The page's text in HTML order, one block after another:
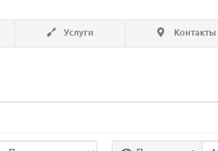
Услуги Контакты